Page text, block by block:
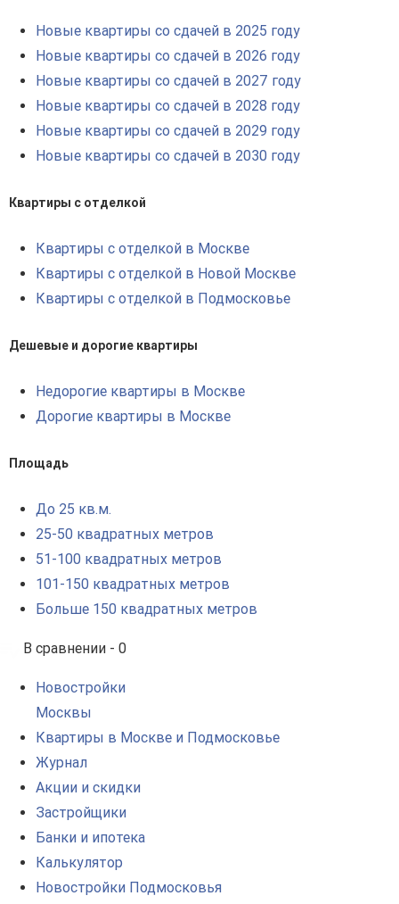
Новые квартиры со сдачей в 2025 году
Новые квартиры со сдачей в 2026 году
Новые квартиры со сдачей в 2027 году
Новые квартиры со сдачей в 2028 году
Новые квартиры со сдачей в 2029 году
Новые квартиры со сдачей в 2030 году
Квартиры с отделкой
Квартиры с отделкой в Москве
Квартиры с отделкой в Новой Москве
Квартиры с отделкой в Подмосковье
Дешевые и дорогие квартиры
Недорогие квартиры в Москве
Дорогие квартиры в Москве
Площадь
До 25 кв.м.
25-50 квадратных метров
51-100 квадратных метров
101-150 квадратных метров
Больше 150 квадратных метров
В сравнении - 0
Новостройки
Москвы
Квартиры в Москве и Подмосковье
Журнал
Акции и скидки
Застройщики
Банки и ипотека
Калькулятор
Новостройки Подмосковья